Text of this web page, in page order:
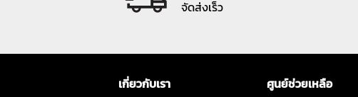
จัดส่งเร็ว
เกี่ยวกับเรา
ศูนย์ช่วยเหลือ